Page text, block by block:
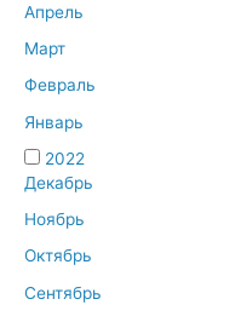
Апрель
Март
Февраль
Январь
2022
Декабрь
Ноябрь
Октябрь
Сентябрь